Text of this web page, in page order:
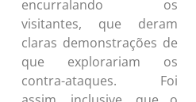
encurralando os
visitantes, que deram
claras demonstrações de
que explorariam os
contra-ataques. Foi